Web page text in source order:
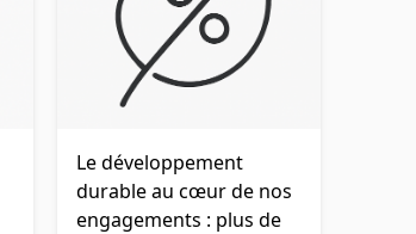
Le développement
durable au cœur de nos
engagements : plus de